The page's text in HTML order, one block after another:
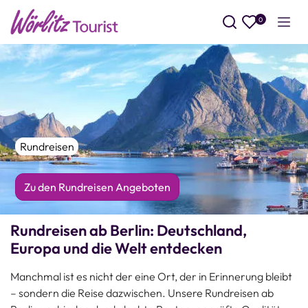
0
Rundreisen
Zu den Rundreisen Angeboten
Rundreisen ab Berlin: Deutschland,
Europa und die Welt entdecken
Manchmal ist es nicht der eine Ort, der in Erinnerung bleibt
– sondern die Reise dazwischen. Unsere Rundreisen ab